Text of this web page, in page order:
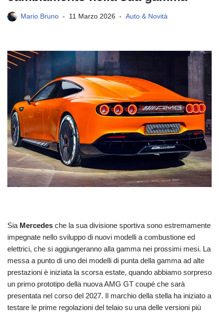
Mario Bruno 11 Marzo 2026 Auto & Novità
Sia Mercedes che la sua divisione sportiva sono estremamente
impegnate nello sviluppo di nuovi modelli a combustione ed
elettrici, che si aggiungeranno alla gamma nei prossimi mesi. La
messa a punto di uno dei modelli di punta della gamma ad alte
prestazioni è iniziata la scorsa estate, quando abbiamo sorpreso
un primo prototipo della nuova AMG GT coupé che sarà
presentata nel corso del 2027. Il marchio della stella ha iniziato a
testare le prime regolazioni del telaio su una delle versioni più